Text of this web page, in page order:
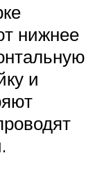
нижнее
и